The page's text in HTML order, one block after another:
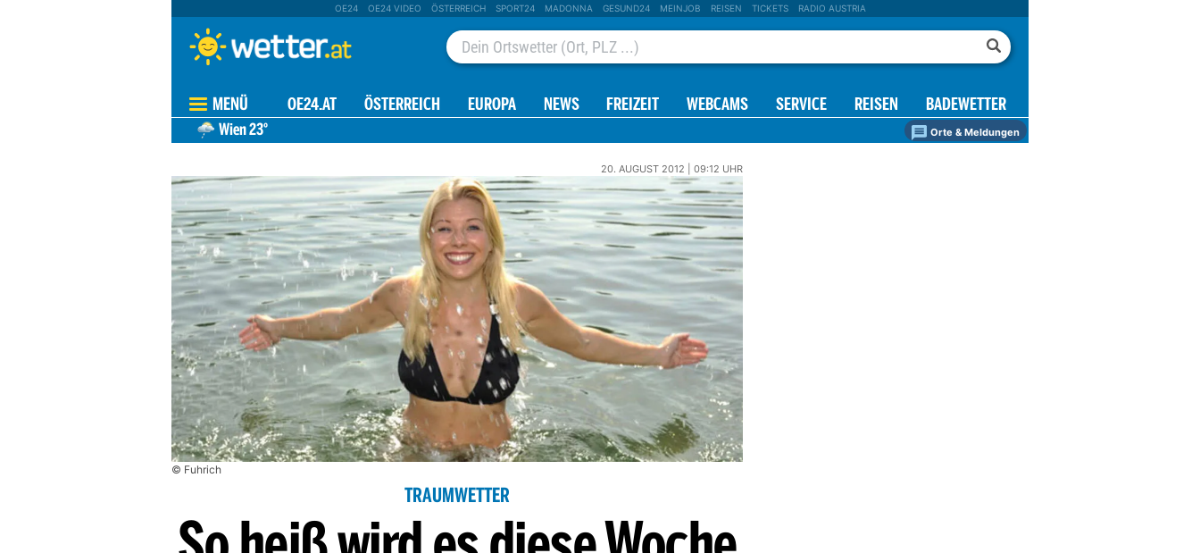
OE24 OE24 VIDEO ÖSTERREICH SPORT24 MADONNA GESUND24 MEINJOB REISEN TICKETS RADIO AUSTRIA
MENÜ OE24.AT ÖSTERREICH EUROPA NEWS FREIZEIT WEBCAMS SERVICE REISEN BADEWETTER
Wien23° Orte & Meldungen
20. AUGUST 2012 | 09:12 UHR
© Fuhrich
TRAUMWETTER